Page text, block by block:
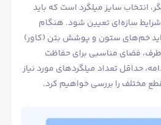
انتخاب سایز میلگرد است که باید
شرایط سازه‌ای تعیین شود. هنگام
باید خم‌های ستون و پوشش بتن (کاور)
طرف، فضای مناسبی برای حفاظت
حداقل تعداد میلگردهای مورد نیاز
مختلف را بررسی خواهیم کرد.